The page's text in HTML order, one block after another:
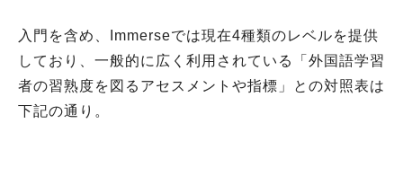
入門を含め、Immerseでは現在4種類のレベルを提供
しており、一般的に広く利用されている「外国語学習
者の習熟度を図るアセスメントや指標」との対照表は
下記の通り。